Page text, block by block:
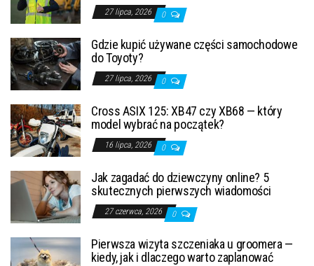
27 lipca, 2026 0
Gdzie kupić używane części samochodowe
do Toyoty?
27 lipca, 2026 0
Cross ASIX 125: XB47 czy XB68 — który
model wybrać na początek?
16 lipca, 2026 0
Jak zagadać do dziewczyny online? 5
skutecznych pierwszych wiadomości
27 czerwca, 2026 0
Pierwsza wizyta szczeniaka u groomera —
kiedy, jak i dlaczego warto zaplanować